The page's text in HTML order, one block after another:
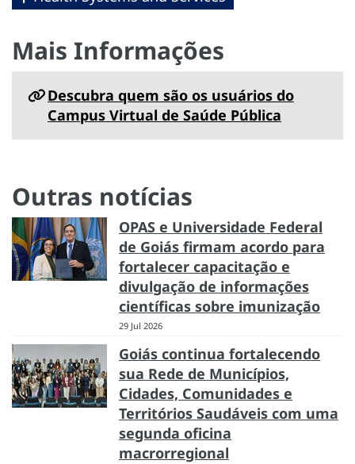
Mais Informações
Descubra quem são os usuários do
Campus Virtual de Saúde Pública
Outras notícias
OPAS e Universidade Federal
de Goiás firmam acordo para
fortalecer capacitação e
divulgação de informações
científicas sobre imunização
29 Jul 2026
Goiás continua fortalecendo
sua Rede de Municípios,
Cidades, Comunidades e
Territórios Saudáveis com uma
segunda oficina
macrorregional